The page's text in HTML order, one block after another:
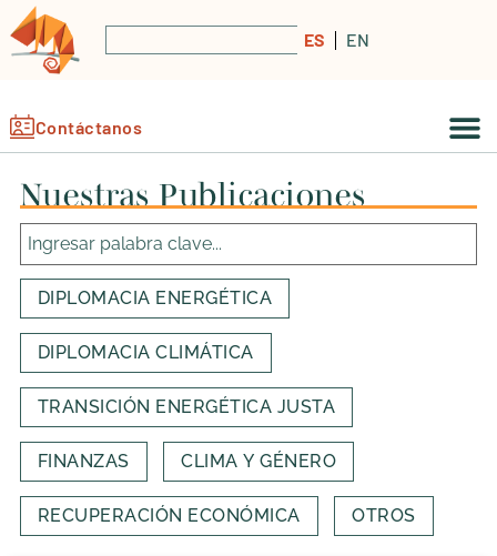
ES EN
Contáctanos
Nuestras Publicaciones
DIPLOMACIA ENERGÉTICA
DIPLOMACIA CLIMÁTICA
TRANSICIÓN ENERGÉTICA JUSTA
FINANZAS CLIMA Y GÉNERO
RECUPERACIÓN ECONÓMICA OTROS